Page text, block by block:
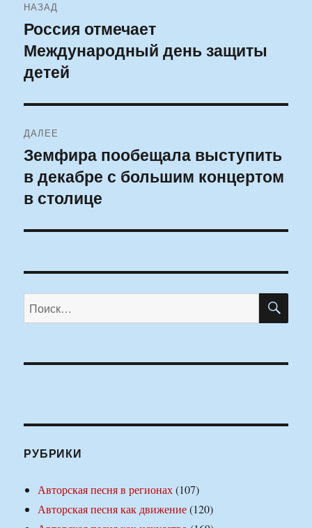
по
записям
НАЗАД
Предыдущая
запись:
Россия отмечает
Международный день защиты
детей
ДАЛЕЕ
Следующая
запись:
Земфира пообещала выступить
в декабре с большим концертом
в столице
Искать:
РУБРИКИ
Авторская песня в регионах(107)
Авторская песня как движение(120)